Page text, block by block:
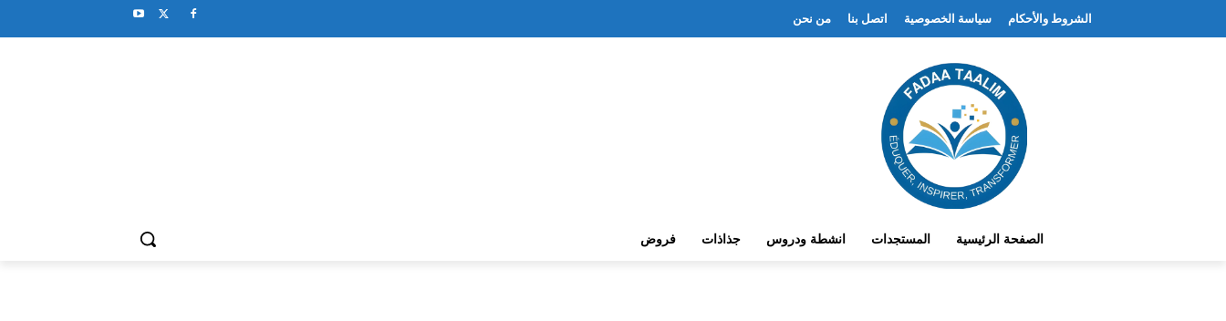
من نحن اتصل بنا سياسة الخصوصية الشروط والأحكام
الصفحة الرئيسية المستجدات انشطة ودروس جذاذات فروض